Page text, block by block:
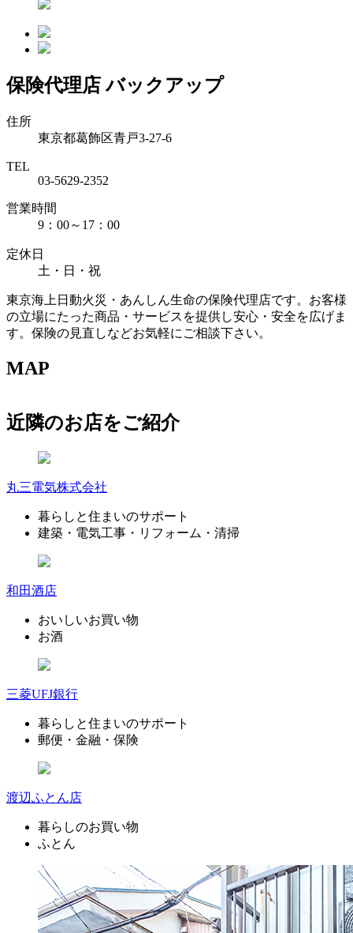
保険代理店 バックアップ
住所
東京都葛飾区青戸3-27-6
TEL
03-5629-2352
営業時間
9：00～17：00
定休日
土・日・祝
東京海上日動火災・あんしん生命の保険代理店です。お客様
の立場にたった商品・サービスを提供し安心・安全を広げま
す。保険の見直しなどお気軽にご相談下さい。
MAP
近隣のお店をご紹介
丸三電気株式会社
暮らしと住まいのサポート
建築・電気工事・リフォーム・清掃
和田酒店
おいしいお買い物
お酒
三菱UFJ銀行
暮らしと住まいのサポート
郵便・金融・保険
渡辺ふとん店
暮らしのお買い物
ふとん